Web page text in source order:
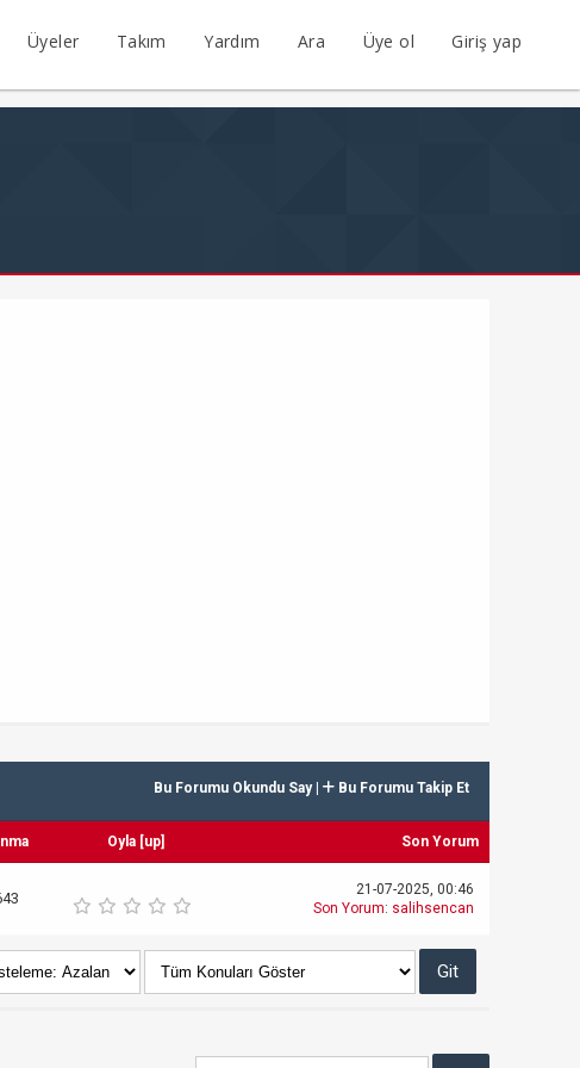
Üyeler Takım Yardım Ara Üye ol Giriş yap
Bu Forumu Okundu Say| Bu Forumu Takip Et
Oyla [up] Son Yorum
21-07-2025, 00:46
Son Yorum: salihsencan